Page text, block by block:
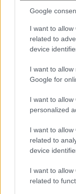
Google
I want to
related to
device
I want to
Google for
I want to
personalized
I want to
related to
device
I want to
related to